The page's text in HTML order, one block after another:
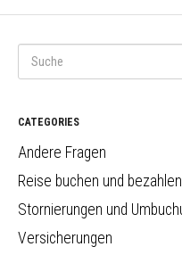
CATEGORIES
Andere Fragen
Reise buchen und bezahlen
Stornierungen und
Versicherungen